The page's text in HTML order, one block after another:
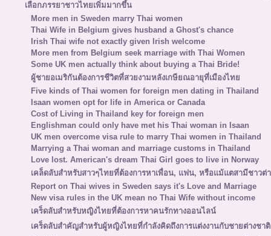
เลือกภรรยาชาวไทยเพิ่มมากขึ้น
More men in Sweden marry Thai women
Thai Wife in Belgium gives husband a Ghost's chance
Irish Thai wife not exactly given Irish welcome
More men from Belgium seek marriage with Thai Women
Some UK men actually think about buying a Thai Bride!
ผู้ชายอเมริกันต้องการชีวิตที่สวยงามหลังเกษียณอายุที่เมืองไทย
Five kinds of Thai women for foreign men dating in Thailand
Isaan women opt for life in America or Canada
Cost of Living in Thailand key for foreign men
Englishman could only have met his Thai woman in Isaan
UK men overcome visa rule to marry Thai women in Thailand
Marrying a Thai woman and marriage customs in Thailand
Love lost. American's dream Thai Girl goes to live in Norway
เคล็ดลับสำหรับสาวๆไทยที่ต้องการหาเพื่อน, แฟน, หรือแม้แตสามีชาวต่
Report on Thai wives in Sweden says it's Love and Marriage
New visa rules in the UK mean no Thai Wife without income
เคร็ดลับสำหรับหญิงไทยที่ต้องการหาคนรักทางออนไลน์
เคร็ดลับสำคัญสำหรับผู้หญิงไทยที่กำลังคิดถึงการแต่งงานกับชายต่างชาติ